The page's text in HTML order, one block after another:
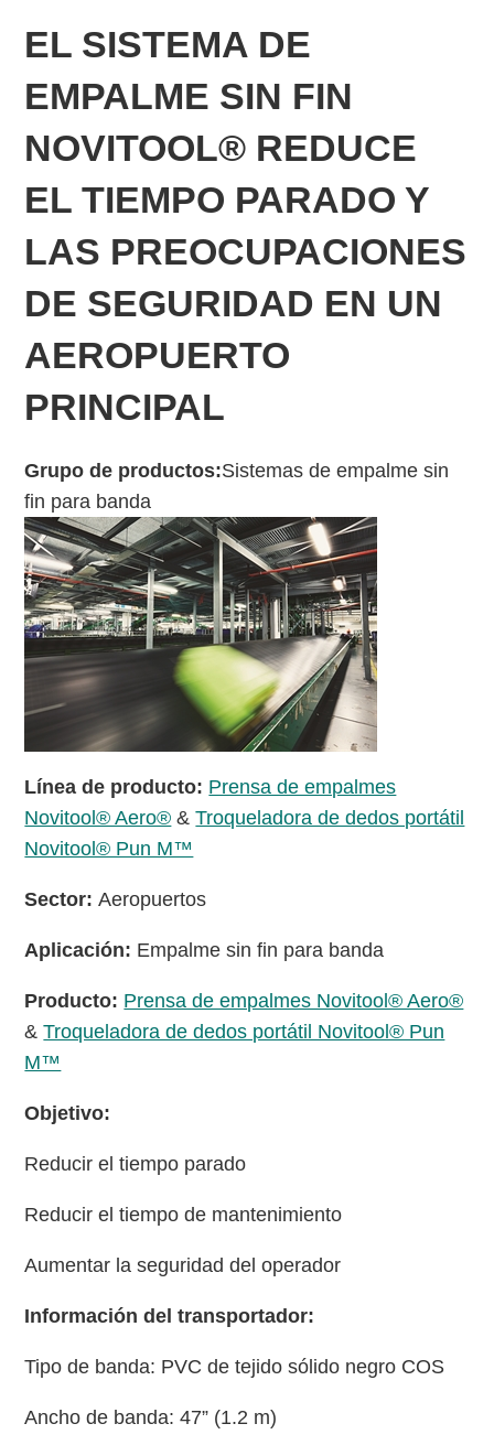
EL SISTEMA DE
EMPALME SIN FIN
NOVITOOL® REDUCE
EL TIEMPO PARADO Y
LAS PREOCUPACIONES
DE SEGURIDAD EN UN
AEROPUERTO
PRINCIPAL
Grupo de productos:Sistemas de empalme sin
fin para banda
Línea de producto: Prensa de empalmes
Novitool® Aero® &Troqueladora de dedos portátil
Novitool® Pun M™
Sector:Aeropuertos
Aplicación: Empalme sin fin para banda
Producto: Prensa de empalmes Novitool® Aero®
&Troqueladora de dedos portátil Novitool® Pun
M™
Objetivo:
Reducir el tiempo parado
Reducir el tiempo de mantenimiento
Aumentar la seguridad del operador
Información del transportador:
Tipo de banda: PVC de tejido sólido negro COS
Ancho de banda: 47” (1.2 m)